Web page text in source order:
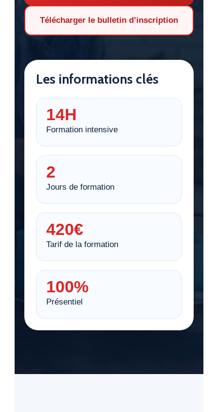
Télécharger le bulletin d’inscription
Les informations clés
14H
Formation intensive
2
Jours de formation
420€
Tarif de la formation
100%
Présentiel